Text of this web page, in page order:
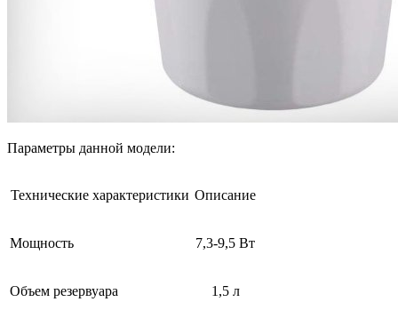
Параметры данной модели:
Технические характеристики Описание
Мощность 7,3-9,5 Вт
Объем резервуара 1,5 л